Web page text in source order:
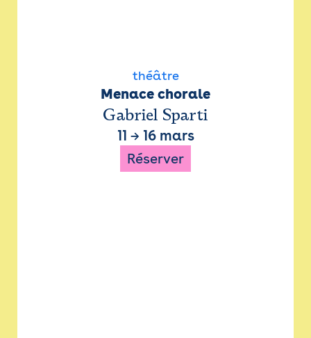
théâtre
Menace chorale
Gabriel Sparti
11 → 16 mars
Réserver